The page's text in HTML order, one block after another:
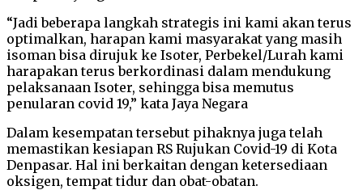
“Jadi beberapa langkah strategis ini kami akan terus
optimalkan, harapan kami masyarakat yang masih
isoman bisa dirujuk ke Isoter, Perbekel/Lurah kami
harapakan terus berkordinasi dalam mendukung
pelaksanaan Isoter, sehingga bisa memutus
penularan covid 19,” kata Jaya Negara
Dalam kesempatan tersebut pihaknya juga telah
memastikan kesiapan RS Rujukan Covid-19 di Kota
Denpasar. Hal ini berkaitan dengan ketersediaan
oksigen, tempat tidur dan obat-obatan.